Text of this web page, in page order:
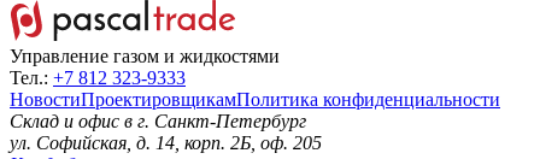
Управление газом и жидкостями
Тел.: +7 812 323-9333
НовостиПроектировщикамПолитика конфиденциальности
Склад и офис в г. Санкт-Петербург
ул. Софийская, д. 14, корп. 2Б, оф. 205